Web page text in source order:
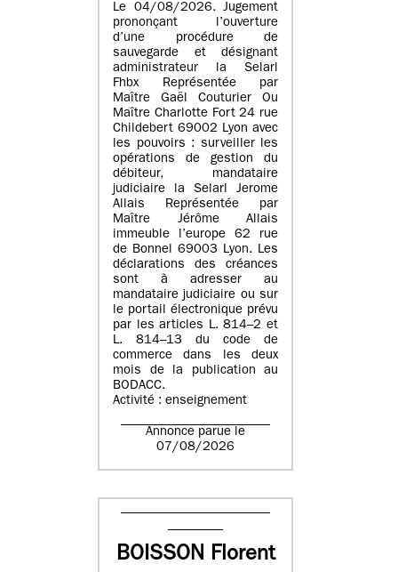
Le 04/08/2026. Jugement
prononçant l’ouverture
d’une procédure de
sauvegarde et désignant
administrateur la Selarl
Fhbx Représentée par
Maître Gaël Couturier Ou
Maître Charlotte Fort 24 rue
Childebert 69002 Lyon avec
les pouvoirs : surveiller les
opérations de gestion du
débiteur, mandataire
judiciaire la Selarl Jerome
Allais Représentée par
Maître Jérôme Allais
immeuble l’europe 62 rue
de Bonnel 69003 Lyon. Les
déclarations des créances
sont à adresser au
mandataire judiciaire ou sur
le portail électronique prévu
par les articles L. 814–2 et
L. 814–13 du code de
commerce dans les deux
mois de la publication au
BODACC.
Activité : enseignement
Annonce parue le
07/08/2026
BOISSON Florent